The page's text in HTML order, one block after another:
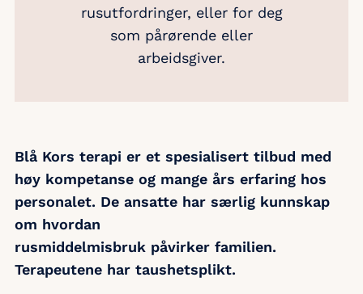
rusutfordringer, eller for deg
som pårørende eller
arbeidsgiver.
Blå Kors terapi er et spesialisert tilbud med
høy kompetanse og mange års erfaring hos
personalet. De ansatte har særlig kunnskap
om hvordan
rusmiddelmisbruk påvirker familien.
Terapeutene har taushetsplikt.